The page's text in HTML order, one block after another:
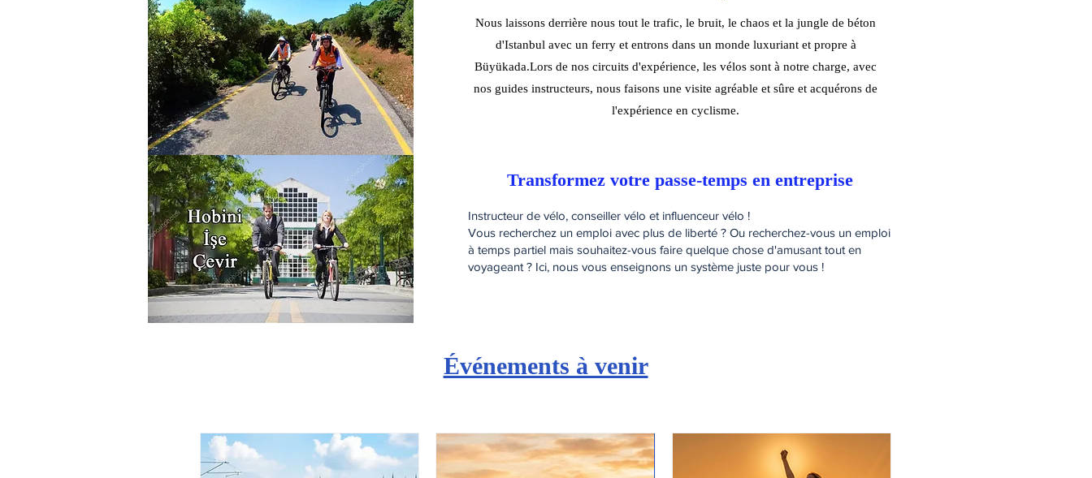
Nous laissons derrière nous tout le trafic, le bruit, le chaos et la jungle de béton
d'Istanbul avec un ferry et entrons dans un monde luxuriant et propre à
Büyükada.Lors de nos circuits d'expérience, les vélos sont à notre charge, avec
nos guides instructeurs, nous faisons une visite agréable et sûre et acquérons de
l'expérience en cyclisme.
Transformez votre passe-temps en entreprise
Instructeur de vélo, conseiller vélo et influenceur vélo !
Vous recherchez un emploi avec plus de liberté ? Ou recherchez-vous un emploi
à temps partiel mais souhaitez-vous faire quelque chose d'amusant tout en
voyageant ? Ici, nous vous enseignons un système juste pour vous !
Événements à venir